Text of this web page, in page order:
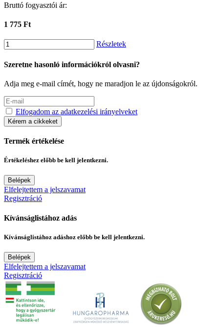
Bruttó fogyasztói ár:
1 775 Ft
Részletek
Szeretne hasonló információkról olvasni?
Adja meg e-mail címét, hogy ne maradjon le az újdonságokról.
Elfogadom az adatkezelési irányelveket
Kérem a cikkeket
Termék értékelése
Értékeléshez előbb be kell jelentkezni.
Belépek
Elfelejtettem a jelszavamat
Regisztráció
Kívánságlistához adás
Kívánságlistához adáshoz előbb be kell jelentkezni.
Belépek
Elfelejtettem a jelszavamat
Regisztráció